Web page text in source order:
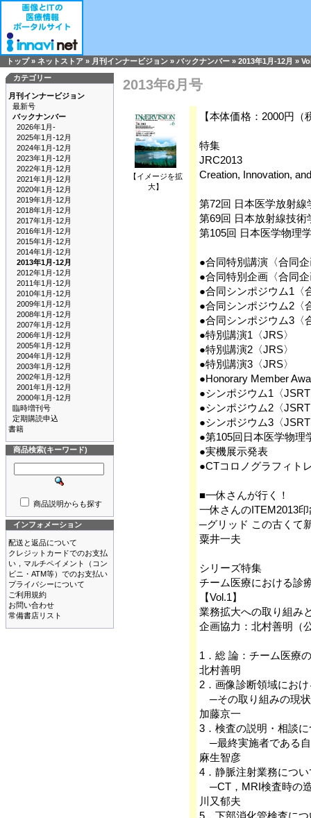
トップ» ネットストア » 月刊インナービジョン » バックナンバー » 2013年1月-12月 »
カテゴリー
月刊インナービジョン
最新号
バックナンバー
2026年1月-
2025年1月-12月
2024年1月-12月
2023年1月-12月
2022年1月-12月
2021年1月-12月
2020年1月-12月
2019年1月-12月
2018年1月-12月
2017年1月-12月
2016年1月-12月
2015年1月-12月
2014年1月-12月
2013年1月-12月
2012年1月-12月
2011年1月-12月
2010年1月-12月
2009年1月-12月
2008年1月-12月
2007年1月-12月
2006年1月-12月
2005年1月-12月
2004年1月-12月
2003年1月-12月
2002年1月-12月
2001年1月-12月
2000年1月-12月
臨時増刊号
定期購読申込
書籍
商品検索(キーワード)
商品説明からも探す
インフォメーション
配送と返品について
クレジットカードでのお支払
い，マルチペイメント（コン
ビニ・ATM等）でのお支払い
プライバシーについて
ご利用規約
お問い合わせ
常備書店リスト
2013年6月号
【イメージを拡
大】
【本体価格：2000円（
特集
JRC2013
Creation, Innovation,
第72回 日本医学放射
第69回 日本放射線技
第105回 日本医学物理
●合同特別講演〈合同
●合同特別企画〈合同
●合同シンポジウム1〈
●合同シンポジウム2〈
●合同シンポジウム3〈
●特別講演1〈JRS〉
●特別講演2〈JRS〉
●特別講演3〈JRS〉
●Honorary Member
●シンポジウム1〈
●シンポジウム2〈
●シンポジウム3〈
●第105回日本医学物理
●実機展示発表
●CTコロノグラフィト
■一休さんが行く！
一休さんのITEM2013
─グリッド この古くて
粟井一夫
シリーズ特集
チーム医療における診
【Vol.1】
業務拡大への取り組み
企画協力：北村善明（
1．総 論：チーム医療
北村善明
2．画像診断領域にお
─その取り組みの現
加藤京一
3．検査の説明・相談
─最終実施者である
麻生智彦
4．静脈注射業務につい
─CT，MRI検査時の
川又郁夫
5．下部消化管検査に